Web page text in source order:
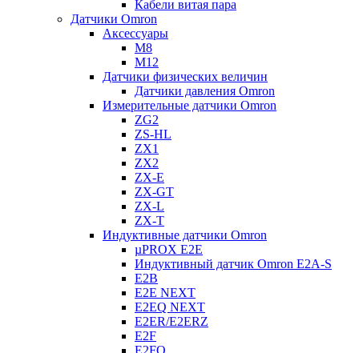
Кабели витая пара
Датчики Omron
Аксессуары
M8
M12
Датчики физических величин
Датчики давления Omron
Измерительные датчики Omron
ZG2
ZS-HL
ZX1
ZX2
ZX-E
ZX-GT
ZX-L
ZX-T
Индуктивные датчики Omron
µPROX E2E
Индуктивный датчик Omron E2A-S
E2B
E2E NEXT
E2EQ NEXT
E2ER/E2ERZ
E2F
E2FQ